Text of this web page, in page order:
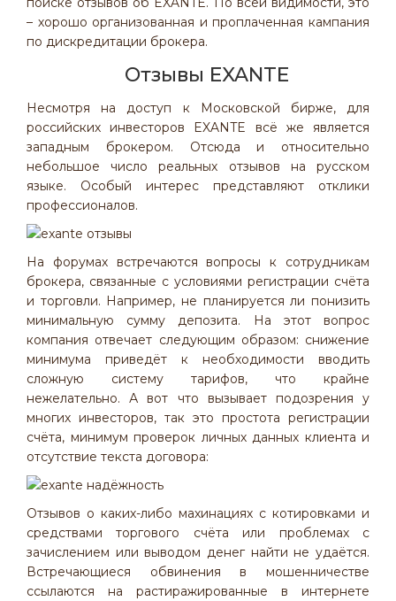
– хорошо организованная и проплаченная кампания
по дискредитации брокера.
Отзывы EXANTE
Несмотря на доступ к Московской бирже, для
российских инвесторов EXANTE всё же является
западным брокером. Отсюда и относительно
небольшое число реальных отзывов на русском
языке. Особый интерес представляют отклики
профессионалов.
На форумах встречаются вопросы к сотрудникам
брокера, связанные с условиями регистрации счёта
и торговли. Например, не планируется ли понизить
минимальную сумму депозита. На этот вопрос
компания отвечает следующим образом: снижение
минимума приведёт к необходимости вводить
сложную систему тарифов, что крайне
нежелательно. А вот что вызывает подозрения у
многих инвесторов, так это простота регистрации
счёта, минимум проверок личных данных клиента и
отсутствие текста договора:
Отзывов о каких-либо махинациях с котировками и
средствами торгового счёта или проблемах с
зачислением или выводом денег найти не удаётся.
Встречающиеся обвинения в мошенничестве
ссылаются на растиражированные в интернете